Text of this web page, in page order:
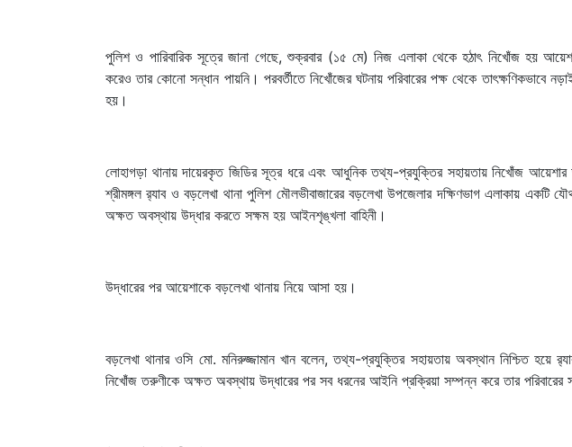
পুলিশ ও পারিবারিক সূত্রে জানা গেছে, শুক্রবার (১৫ মে) নিজ এলাকা থেকে হঠাৎ নিখোঁজ হয়
করেও তার কোনো সন্ধান পায়নি। পরবর্তীতে নিখোঁজের ঘটনায় পরিবারের পক্ষ থেকে তাৎক্ষণিকভাবে
হয়।
লোহাগড়া থানায় দায়েরকৃত জিডির সূত্র ধরে এবং আধুনিক তথ্য-প্রযুক্তির সহায়তায় নিখোঁজ
শ্রীমঙ্গল র‍্যাব ও বড়লেখা থানা পুলিশ মৌলভীবাজারের বড়লেখা উপজেলার দক্ষিণভাগ এলাকায় একটি
অক্ষত অবস্থায় উদ্ধার করতে সক্ষম হয় আইনশৃঙ্খলা বাহিনী।
উদ্ধারের পর আয়েশাকে বড়লেখা থানায় নিয়ে আসা হয়।
বড়লেখা থানার ওসি মো. মনিরুজ্জামান খান বলেন, তথ্য-প্রযুক্তির সহায়তায় অবস্থান নিশ্চিত হয়ে
নিখোঁজ তরুণীকে অক্ষত অবস্থায় উদ্ধারের পর সব ধরনের আইনি প্রক্রিয়া সম্পন্ন করে তার পরিবারের